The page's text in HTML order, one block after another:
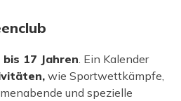
17 Jahren . Ein Kalender
wie Sportwettkämpfe,
und spezielle